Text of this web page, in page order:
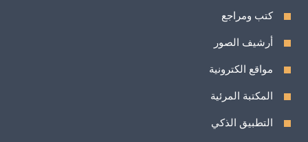
كتب ومراجع
أرشيف الصور
مواقع الكترونية
المكتبة المرئية
التطبيق الذكي